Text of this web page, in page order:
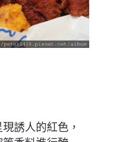
誘人的紅色，